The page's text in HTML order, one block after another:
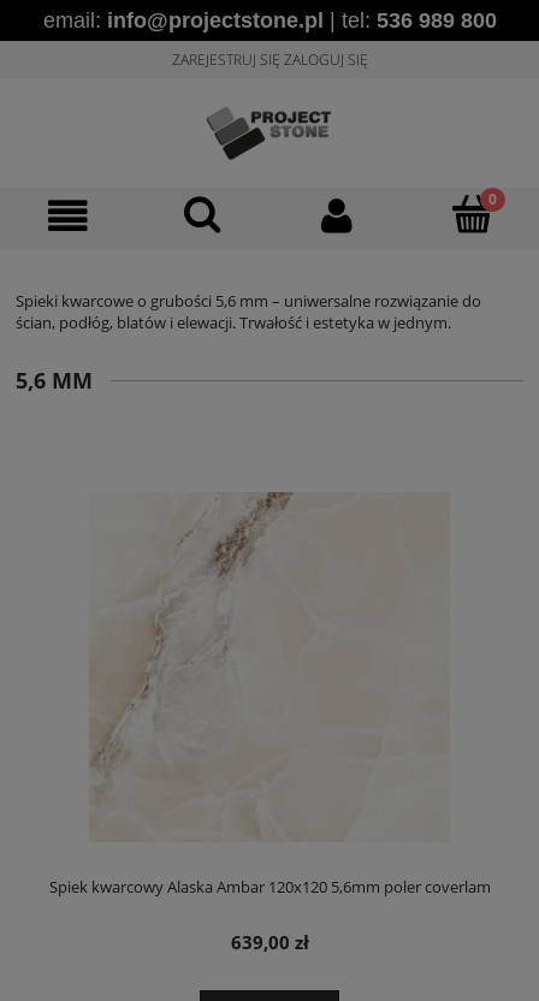
email: info@projectstone.pl | tel: 536 989 800
ZAREJESTRUJ SIĘ ZALOGUJ SIĘ
Spieki kwarcowe o grubości 5,6 mm – uniwersalne rozwiązanie do
ścian, podłóg, blatów i elewacji. Trwałość i estetyka w jednym.
5,6 MM
Spiek kwarcowy Alaska Ambar 120x120 5,6mm poler coverlam
639,00 zł